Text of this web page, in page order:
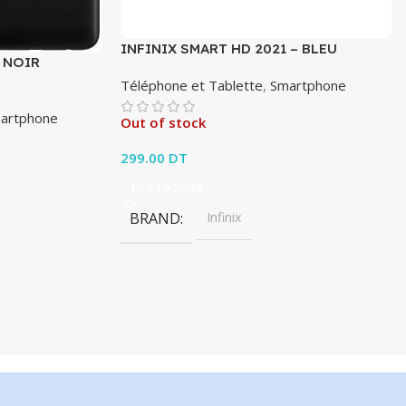
NOIR
INFINIX SMART HD 2021 – BLEU
Téléphone et Tablette,Smartphone
Out of stock
299.00 DT
BRAND Infinix